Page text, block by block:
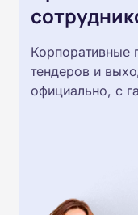
Корпоративные
тендеров и
официально, с